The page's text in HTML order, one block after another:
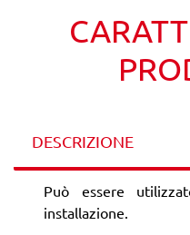
DESCRIZIONE
Può essere
installazione.